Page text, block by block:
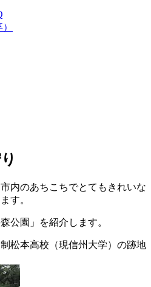
内のあちこちでとてもきれいな
す。
公園」を紹介します。
松本高校（現信州大学）の跡地